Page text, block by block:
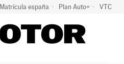
Matrícula españa Plan Auto+ VTC